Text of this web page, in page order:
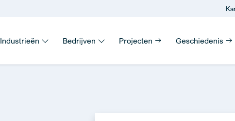
Industrieën Bedrijven Projecten Geschiedenis